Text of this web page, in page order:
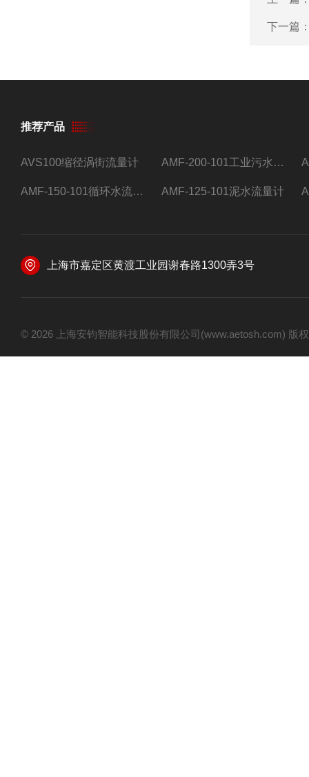
下一篇
推荐产品
AVS100缩径涡街流量计 AMF-200-101工业污水流量计
AMF-150-101循环水流量计,电磁流量计 AMF-125-101泥水流量计
上海市嘉定区黄渡工业园谢春路1300弄3号
© 2026 上海安钧智能科技股份有限公司(www.aetosh.com)